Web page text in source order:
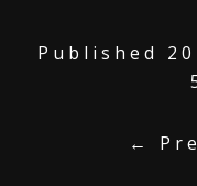
メニュー
お問い合わせ
Published
←